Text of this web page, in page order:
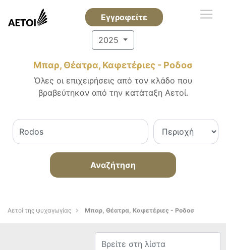
Εγγραφείτε
2025
Μπαρ, Θέατρα, Καφετέριες - Ροδοσ
Όλες οι επιχειρήσεις από τον κλάδο που
βραβεύτηκαν από την κατάταξη Αετοί.
Αναζήτηση
Αετοί της ψυχαγωγίας Μπαρ, Θέατρα, Καφετέριες - Ροδοσ